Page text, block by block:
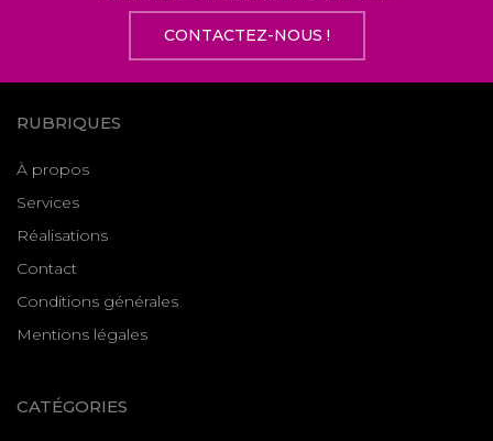
CONTACTEZ-NOUS !
RUBRIQUES
À propos
Services
Réalisations
Contact
Conditions générales
Mentions légales
CATÉGORIES